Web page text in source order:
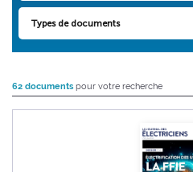
Types de documents
62 documentspour votre recherche